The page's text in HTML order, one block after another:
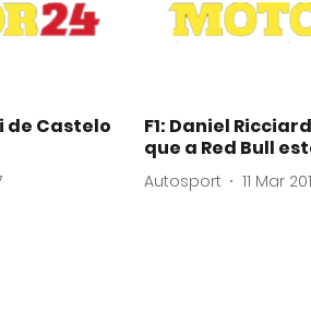
de Castelo
F1: Daniel
que a Red Bull
Autosport 11 Mar